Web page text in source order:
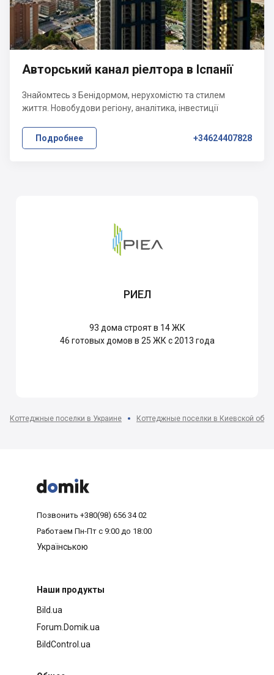
Авторський канал ріелтора в Іспанії
Знайомтесь з Бенідормом, нерухомістю та стилем
життя. Новобудови регіону, аналітика, інвестиції
Подробнее +34624407828
РИЕЛ
93 дома строят в 14 ЖК
46 готовых домов в 25 ЖК с 2013 года
Коттеджные поселки в Украине Коттеджные поселки в Киевской



Позвонить +380(98) 656 34 02
Работаем Пн-Пт с 9:00 до 18:00
Українською
Наши продукты
Bild.ua
Forum.Domik.ua
BildControl.ua